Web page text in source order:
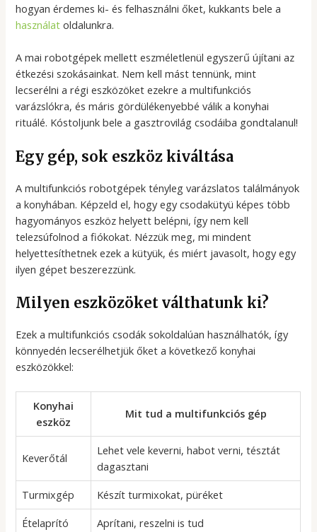
hogyan érdemes ki- és felhasználni őket, kukkants bele a
használat oldalunkra.
A mai robotgépek mellett eszméletlenül egyszerű újítani az
étkezési szokásainkat. Nem kell mást tennünk, mint
lecserélni a régi eszközöket ezekre a multifunkciós
varázslókra, és máris gördülékenyebbé válik a konyhai
rituálé. Kóstoljunk bele a gasztrovilág csodáiba gondtalanul!
Egy gép, sok eszköz kiváltása
A multifunkciós robotgépek tényleg varázslatos találmányok
a konyhában. Képzeld el, hogy egy csodakütyü képes több
hagyományos eszköz helyett belépni, így nem kell
telezsúfolnod a fiókokat. Nézzük meg, mi mindent
helyettesíthetnek ezek a kütyük, és miért javasolt, hogy egy
ilyen gépet beszerezzünk.
Milyen eszközöket válthatunk ki?
Ezek a multifunkciós csodák sokoldalúan használhatók, így
könnyedén lecserélhetjük őket a következő konyhai
eszközökkel:
Konyhai
eszköz
Mit tud a multifunkciós gép
Keverőtál
Lehet vele keverni, habot verni, tésztát
dagasztani
Turmixgép
Készít turmixokat, püréket
Ételaprító
Aprítani, reszelni is tud